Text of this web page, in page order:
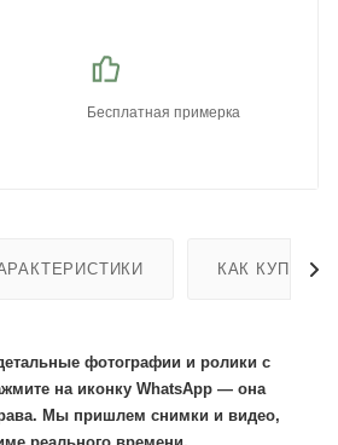
Бесплатная примерка
КАК КУПИТЬ
фотографии и ролики с
на иконку WhatsApp — она
Мы пришлем снимки и видео,